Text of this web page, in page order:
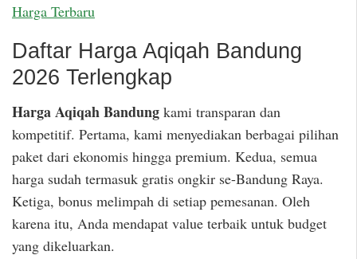
Harga Terbaru
Daftar Harga Aqiqah Bandung
2026 Terlengkap
Harga Aqiqah Bandung kami transparan dan
kompetitif. Pertama, kami menyediakan berbagai pilihan
paket dari ekonomis hingga premium. Kedua, semua
harga sudah termasuk gratis ongkir se-Bandung Raya.
Ketiga, bonus melimpah di setiap pemesanan. Oleh
karena itu, Anda mendapat value terbaik untuk budget
yang dikeluarkan.